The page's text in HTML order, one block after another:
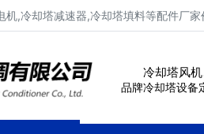
,冷却塔减速器,冷却塔填料等配件厂家
冷却塔风
品牌冷却塔设备